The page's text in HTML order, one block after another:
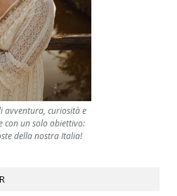
avventura, curiosità e
con un solo obiettivo:
della nostra Italia!